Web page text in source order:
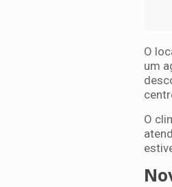
O
um
O